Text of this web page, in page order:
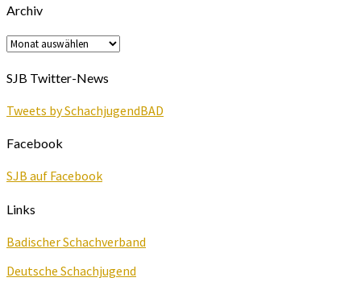
Archiv
Archiv
SJB Twitter-News
Tweets by SchachjugendBAD
Facebook
SJB auf Facebook
Links
Badischer Schachverband
Deutsche Schachjugend